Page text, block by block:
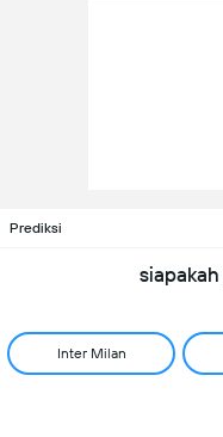
Prediksi
Inter Milan